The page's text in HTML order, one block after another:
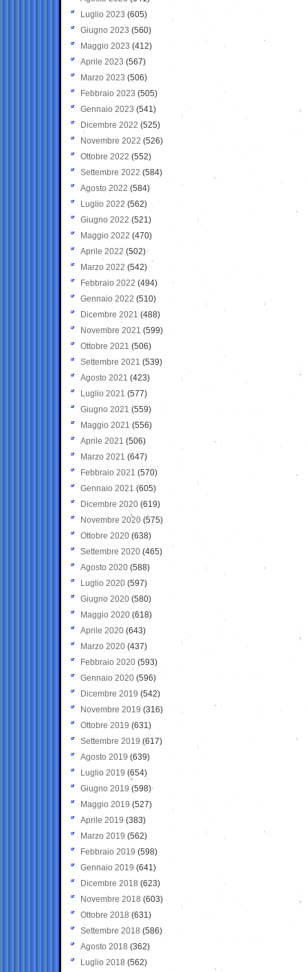
Luglio 2023 (605)
Giugno 2023 (560)
Maggio 2023 (412)
Aprile 2023 (567)
Marzo 2023 (506)
Febbraio 2023 (505)
Gennaio 2023 (541)
Dicembre 2022 (525)
Novembre 2022 (526)
Ottobre 2022 (552)
Settembre 2022 (584)
Agosto 2022 (584)
Luglio 2022 (562)
Giugno 2022 (521)
Maggio 2022 (470)
Aprile 2022 (502)
Marzo 2022 (542)
Febbraio 2022 (494)
Gennaio 2022 (510)
Dicembre 2021 (488)
Novembre 2021 (599)
Ottobre 2021 (506)
Settembre 2021 (539)
Agosto 2021 (423)
Luglio 2021 (577)
Giugno 2021(559)
Maggio 2021 (556)
Aprile 2021 (506)
Marzo 2021 (647)
Febbraio 2021 (570)
Gennaio 2021 (605)
Dicembre 2020 (619)
Novembre 2020 (575)
Ottobre 2020 (638)
Settembre 2020(465)
Agosto 2020 (588)
Luglio 2020 (597)
Giugno 2020 (580)
Maggio 2020 (618)
Aprile 2020 (643)
Marzo 2020 (437)
Febbraio 2020 (593)
Gennaio 2020 (596)
Dicembre 2019 (542)
Novembre 2019 (316)
Ottobre 2019 (631)
Settembre 2019 (617)
Agosto 2019 (639)
Luglio 2019 (654)
Giugno 2019 (598)
Maggio 2019 (527)
Aprile 2019 (383)
Marzo 2019 (562)
Febbraio 2019 (598)
Gennaio 2019 (641)
Dicembre 2018 (623)
Novembre 2018 (603)
Ottobre 2018 (631)
Settembre 2018 (586)
Agosto 2018 (362)
Luglio 2018 (562)